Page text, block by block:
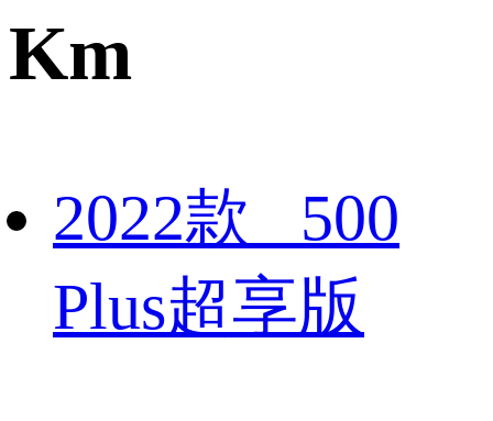
Km
2022款 500
Plus超享版